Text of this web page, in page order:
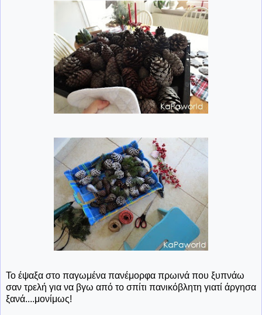
Το έψαξα στο παγωμένα πανέμορφα πρωινά που ξυπνάω
σαν τρελή για να βγω από το σπίτι πανικόβλητη γιατί άργησα
ξανά....μονίμως!